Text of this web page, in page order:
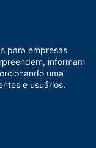
para empresas
informam
uma
e usuários.